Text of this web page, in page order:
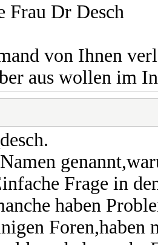
Frau Dr Desch
von Ihnen
aus wollen im
Frage in
haben
Foren,haben